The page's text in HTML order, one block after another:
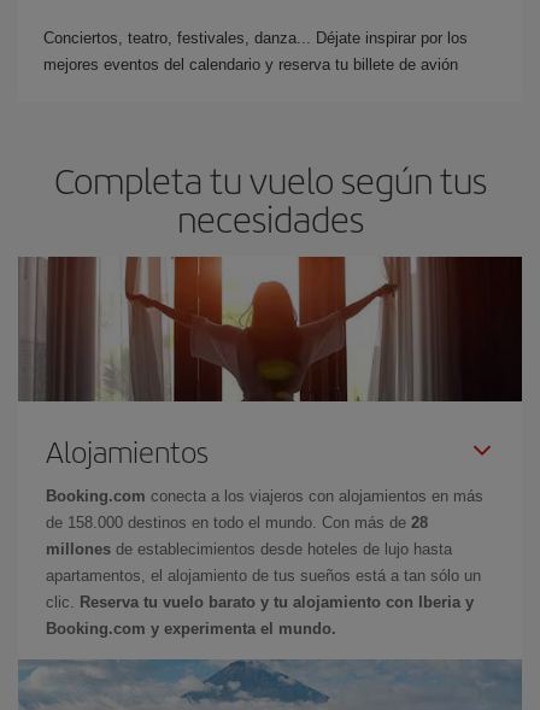
Conciertos, teatro, festivales, danza... Déjate inspirar por los
mejores eventos del calendario y reserva tu billete de avión
Completa tu vuelo según tus
necesidades
Alojamientos
Booking.com conecta a los viajeros con alojamientos en más
de 158.000 destinos en todo el mundo. Con más de 28
millones de establecimientos desde hoteles de lujo hasta
apartamentos, el alojamiento de tus sueños está a tan sólo un
clic.
Reserva tu vuelo barato y tu alojamiento con Iberia y
Booking.com y experimenta el mundo.